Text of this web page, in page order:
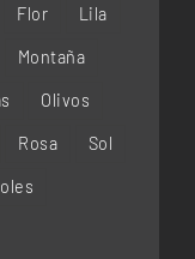
Flor Lila
Montaña
Olivos
Rosa Sol